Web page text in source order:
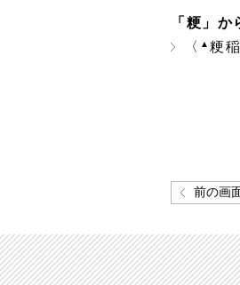
「粳」
〈 ▲粳
前の画